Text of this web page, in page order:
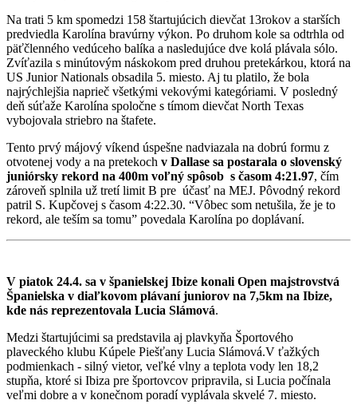
Na trati 5 km spomedzi 158 štartujúcich dievčat 13rokov a starších
predviedla Karolína bravúrny výkon. Po druhom kole sa odtrhla od
päťčlenného vedúceho balíka a nasledujúce dve kolá plávala sólo.
Zvíťazila s minútovým náskokom pred druhou pretekárkou, ktorá na
US Junior Nationals obsadila 5. miesto. Aj tu platilo, že bola
najrýchlejšia naprieč všetkými vekovými kategóriami. V posledný
deň súťaže Karolína spoločne s tímom dievčat North Texas
vybojovala striebro na štafete.
Tento prvý májový víkend úspešne nadviazala na dobrú formu z
otvotenej vody a na pretekoch v Dallase sa postarala o slovenský
juniórsky rekord na 400m voľný spôsob s časom 4:21.97, čím
zároveň splnila už tretí limit B pre účasť na MEJ. Pôvodný rekord
patril S. Kupčovej s časom 4:22.30. “Vôbec som netušila, že je to
rekord, ale teším sa tomu” povedala Karolína po doplávaní.
V piatok 24.4. sa v španielskej Ibize konali Open majstrovstvá
Španielska v diaľkovom plávaní juniorov na 7,5km na Ibize,
kde nás reprezentovala Lucia Slámová.
Medzi štartujúcimi sa predstavila aj plavkyňa Športového
plaveckého klubu Kúpele Piešťany Lucia Slámová.V ťažkých
podmienkach - silný vietor, veľké vlny a teplota vody len 18,2
stupňa, ktoré si Ibiza pre športovcov pripravila, si Lucia počínala
veľmi dobre a v konečnom poradí vyplávala skvelé 7. miesto.